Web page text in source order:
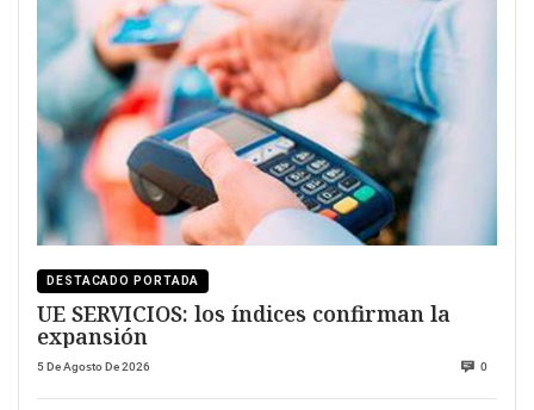
DESTACADO PORTADA
UE SERVICIOS: los índices confirman la
expansión
5 De Agosto De 2026 0